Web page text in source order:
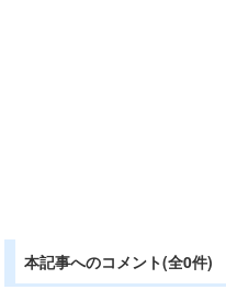
本記事へのコメント(全0件)